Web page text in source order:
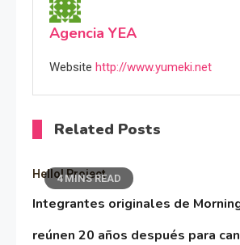
Agencia YEA
Website http://www.yumeki.net
Related Posts
4 MINS READ
Hello! Project
Integrantes originales de
reúnen 20 años después para